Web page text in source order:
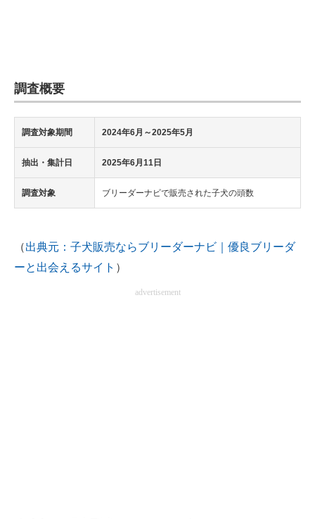
調査概要
調査対象期間 2024年6月～2025年5月
抽出・集計日 2025年6月11日
調査対象 ブリーダーナビで販売された子犬の頭数
（出典元：子犬販売ならブリーダーナビ｜優良ブリーダ
ーと出会えるサイト ）
advertisement